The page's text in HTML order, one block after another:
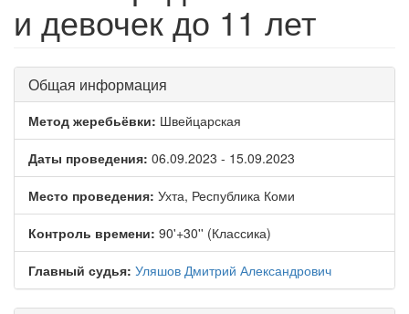
и девочек до 11 лет
Общая информация
Метод жеребьёвки: Швейцарская
Даты проведения: 06.09.2023 - 15.09.2023
Место проведения: Ухта, Республика Коми
Контроль времени: 90'+30'' (Классика)
Главный судья: Уляшов Дмитрий Александрович